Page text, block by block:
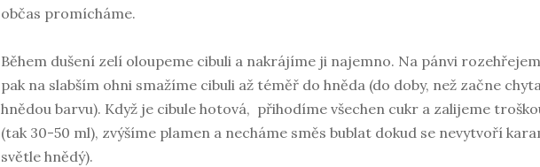
občas promícháme.
Během dušení zelí oloupeme cibuli a nakrájíme ji najemno. Na pánvi
pak na slabším ohni smažíme cibuli až téměř do hněda (do doby, než začne
hnědou barvu). Když je cibule hotová, přihodíme všechen cukr a zalijeme
(tak 30-50 ml), zvýšíme plamen a necháme směs bublat dokud se nevytvoří
světle hnědý).